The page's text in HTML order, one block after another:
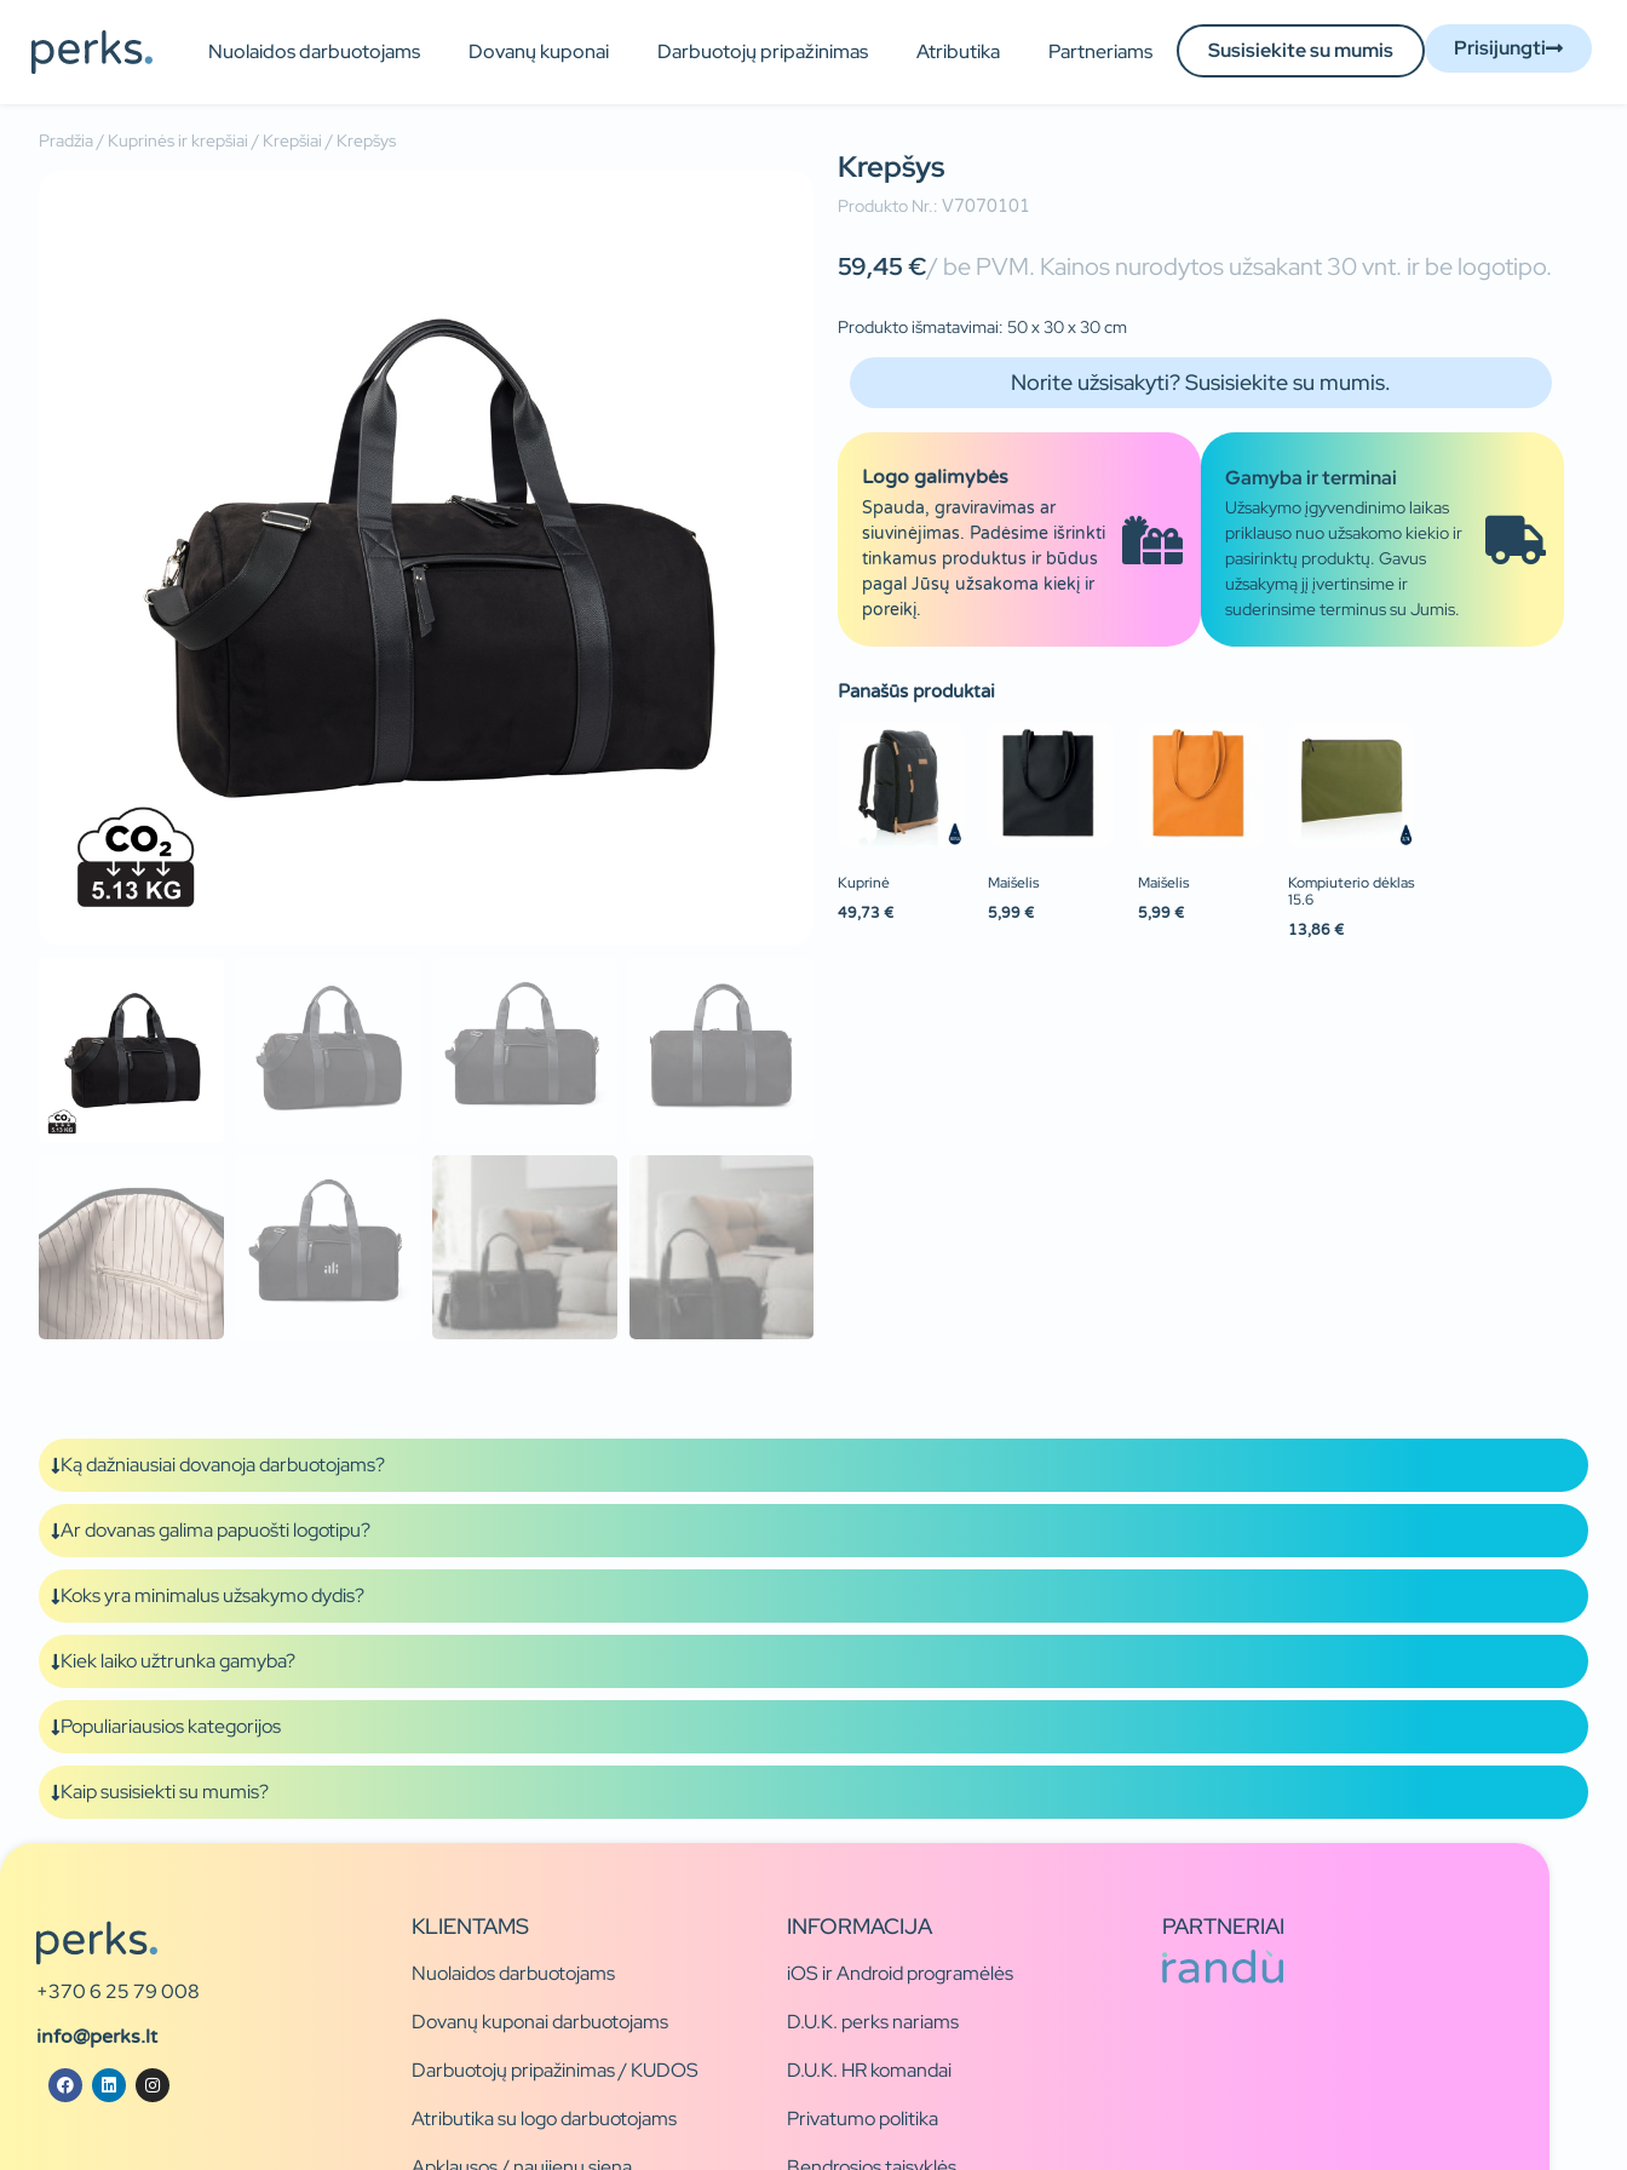
Nuolaidos darbuotojams Dovanų kuponai Darbuotojų pripažinimas Atributika Partneriams Susisiekite su mumis Prisijungti
Pradžia/ Kuprinės ir krepšiai / Krepšiai / Krepšys
Krepšys
Produkto Nr.: V7070101
59,45€/ be PVM. Kainos nurodytos užsakant 30 vnt. ir be logotipo.
Produkto išmatavimai: 50 x 30 x 30 cm
Norite užsisakyti? Susisiekite su mumis.
Logo galimybės
Spauda, graviravimas ar
siuvinėjimas. Padėsime išrinkti
tinkamus produktus ir būdus
pagal Jūsų užsakoma kiekį ir
poreikį.
Gamyba ir terminai
Užsakymo įgyvendinimo laikas
priklauso nuo užsakomo kiekio ir
pasirinktų produktų. Gavus
užsakymą jį įvertinsime ir
suderinsime terminus su Jumis.
Panašūs produktai
Kuprinė
49,73 €
Maišelis
5,99 €
Maišelis
5,99 €
Kompiuterio dėklas
15.6
13,86 €
Ką dažniausiai dovanoja darbuotojams?
Ar dovanas galima papuošti logotipu?
Koks yra minimalus užsakymo dydis?
Kiek laiko užtrunka gamyba?
Populiariausios kategorijos
Kaip susisiekti su mumis?
+370 6 25 79 008
info@perks.lt
KLIENTAMS
Nuolaidos darbuotojams
Dovanų kuponai darbuotojams
Darbuotojų pripažinimas / KUDOS
Atributika su logo darbuotojams
INFORMACIJA
iOS ir Android programėlės
D.U.K. perks nariams
D.U.K. HR komandai
Privatumo politika
PARTNERIAI